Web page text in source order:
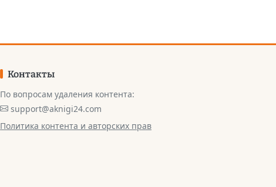
Контакты
По вопросам удаления контента:
support@aknigi24.com
Политика контента и авторских прав